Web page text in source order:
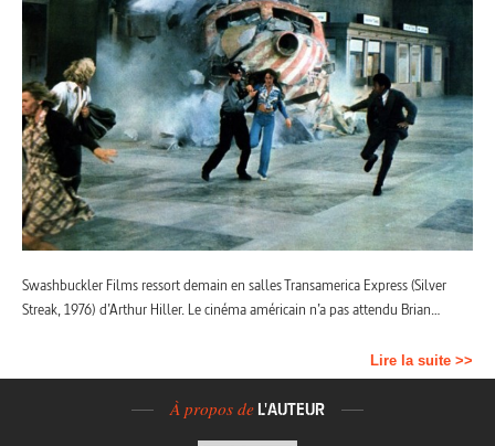
Swashbuckler Films ressort demain en salles Transamerica Express (Silver
Streak, 1976) d’Arthur Hiller. Le cinéma américain n’a pas attendu Brian…
Lire la suite >>
À propos de L'AUTEUR